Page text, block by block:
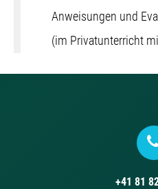
Anweisungen und
(im Privatunterricht
+41 81